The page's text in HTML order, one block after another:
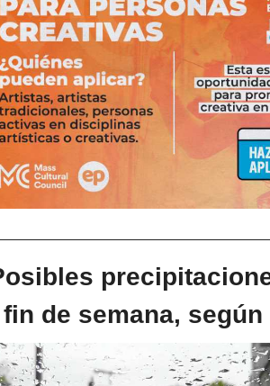
fin de semana,